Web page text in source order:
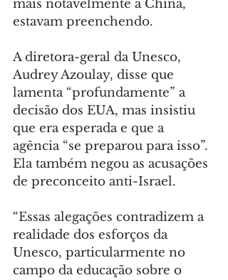
mais notavelmente a China,
estavam preenchendo.
A diretora-geral da Unesco,
Audrey Azoulay, disse que
lamenta “profundamente” a
decisão dos EUA, mas insistiu
que era esperada e que a
agência “se preparou para isso”.
Ela também negou as acusações
de preconceito anti-Israel.
“Essas alegações contradizem a
realidade dos esforços da
Unesco, particularmente no
campo da educação sobre o